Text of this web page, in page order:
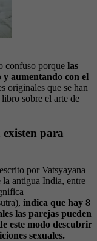
confuso porque las
aumentando con el
originales que se han
sobre el arte de
para
por Vatsyayana
antigua India, entre
indica que hay 8
las parejas pueden
este modo descubrir
sexuales.